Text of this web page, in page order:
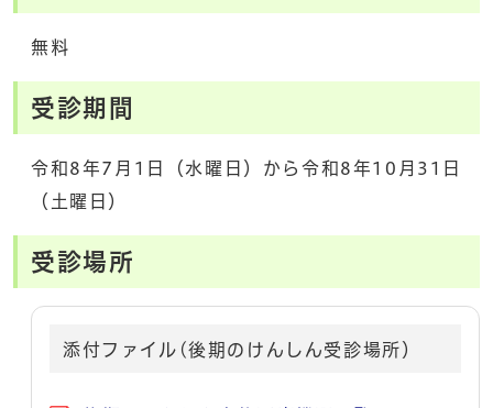
無料
受診期間
令和8年7月1日（水曜日）から令和8年10月31日
（土曜日）
受診場所
添付ファイル(後期のけんしん受診場所）